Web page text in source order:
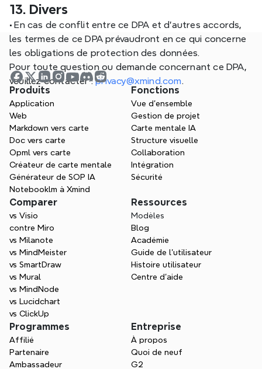
13. Divers
• En cas de conflit entre ce DPA et d'autres accords,
les termes de ce DPA prévaudront en ce qui concerne
les obligations de protection des données.
Pour toute question ou demande concernant ce DPA,
veuillez contacter : privacy@xmind.com.
Produits
Application
Web
Markdown vers carte
Doc vers carte
Opml vers carte
Créateur de carte mentale
Générateur de SOP IA
Notebooklm à Xmind
Fonctions
Vue d'ensemble
Gestion de projet
Carte mentale IA
Structure visuelle
Collaboration
Intégration
Sécurité
Comparer
vs Visio
contre Miro
vs Milanote
vs MindMeister
vs SmartDraw
vs Mural
vs MindNode
vs Lucidchart
vs ClickUp
Ressources
Modèles
Blog
Académie
Guide de l’utilisateur
Histoire utilisateur
Centre d'aide
Programmes
Affilié
Partenaire
Ambassadeur
Entreprise
À propos
Quoi de neuf
G2